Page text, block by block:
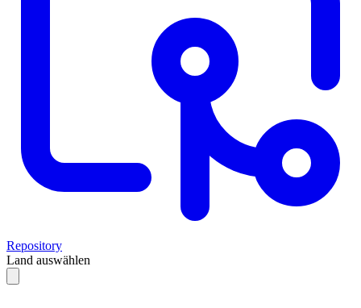
Repository
Land auswählen